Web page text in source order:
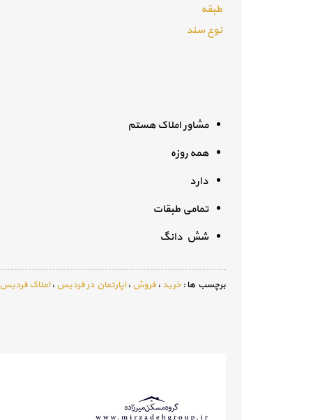
مشاور املاک هستم
همه روزه
دارد
طبقه
تمامی طبقات
نوع سند
شش دانگ
برچسب ها : خرید ، فروش ،اپارتمان در فردیس ،املاک فردیس